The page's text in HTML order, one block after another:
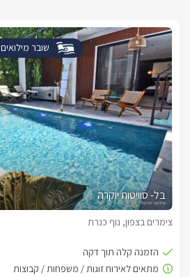
שובר מילואים
בל- סוויטות יוקרה
צימרים בצפון, נוף כנרת